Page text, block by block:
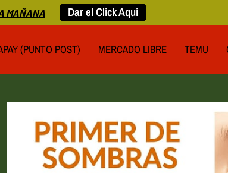
MAÑANA Dar el Click Aqui
(PUNTO POST) MERCADO LIBRE TEMU